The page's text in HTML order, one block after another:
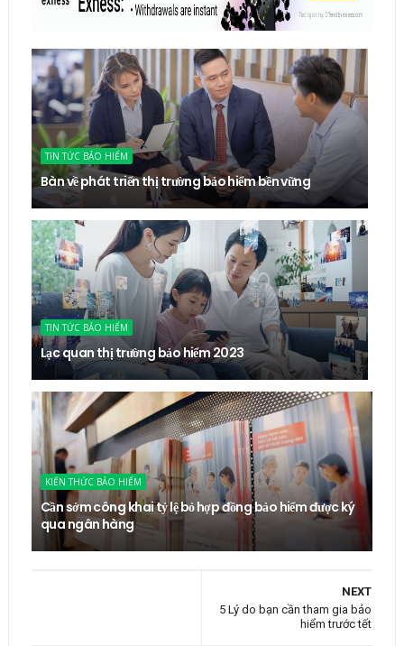
TIN TỨC BẢO HIỂM
Bàn về phát triển thị trường bảo hiểm bền vững
TIN TỨC BẢO HIỂM
Lạc quan thị trường bảo hiểm 2023
KIẾN THỨC BẢO HIỂM
Cần sớm công khai tỷ lệ bỏ hợp đồng bảo hiểm được ký
qua ngân hàng
NEXT
5 Lý do bạn cần tham gia bảo
hiểm trước tết